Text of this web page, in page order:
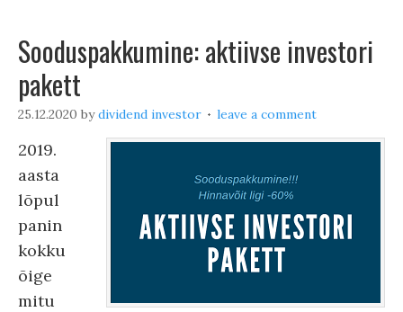
Sooduspakkumine: aktiivse investori
pakett
25.12.2020 bydividend investor leave a comment
2019.
aasta
lõpul
panin
kokku
õige
mitu